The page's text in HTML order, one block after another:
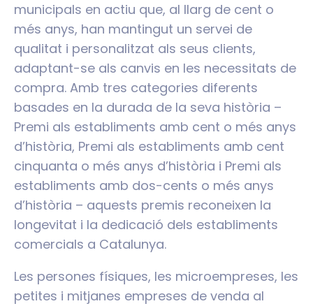
municipals en actiu que, al llarg de cent o
més anys, han mantingut un servei de
qualitat i personalitzat als seus clients,
adaptant-se als canvis en les necessitats de
compra. Amb tres categories diferents
basades en la durada de la seva història –
Premi als establiments amb cent o més anys
d’història, Premi als establiments amb cent
cinquanta o més anys d’història i Premi als
establiments amb dos-cents o més anys
d’història – aquests premis reconeixen la
longevitat i la dedicació dels establiments
comercials a Catalunya.
Les persones físiques, les microempreses, les
petites i mitjanes empreses de venda al